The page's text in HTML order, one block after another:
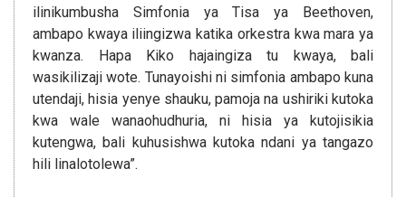
ilinikumbusha Simfonia ya Tisa ya Beethoven,
ambapo kwaya iliingizwa katika orkestra kwa mara ya
kwanza. Hapa Kiko hajaingiza tu kwaya, bali
wasikilizaji wote. Tunayoishi ni simfonia ambapo kuna
utendaji, hisia yenye shauku, pamoja na ushiriki kutoka
kwa wale wanaohudhuria, ni hisia ya kutojisikia
kutengwa, bali kuhusishwa kutoka ndani ya tangazo
hili linalotolewa”.